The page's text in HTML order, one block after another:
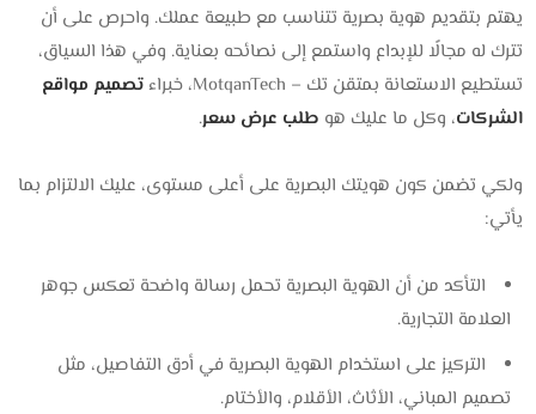
يهتم بتقديم هوية بصرية تتناسب مع طبيعة عملك. واحرص على أن
تترك له مجالًا للإبداع واستمع إلى نصائحه بعناية. وفي هذا السياق،
تستطيع الاستعانة بمتقن تك – MotqanTech، خبراء
تصميم مواقع
الشركات، وكل ما عليك هو طلب عرض سعر.
ولكي تضمن كون هويتك البصرية على أعلى مستوى، عليك الالتزام بما
يأتي:
التأكد من أن الهوية البصرية تحمل رسالة واضحة تعكس جوهر
العلامة التجارية.
التركيز على استخدام الهوية البصرية في أدق التفاصيل، مثل
تصميم المباني، الأثاث، الأقلام، والأختام.